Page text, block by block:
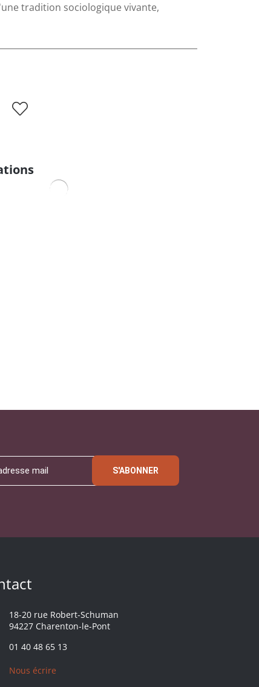
tradition sociologique vivante,
S'ABONNER
18-20 rue Robert-Schuman
94227 Charenton-le-Pont
01 40 48 65 13
Nous écrire